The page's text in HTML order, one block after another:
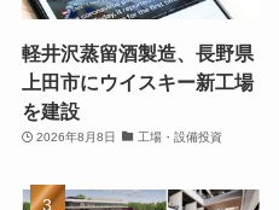
軽井沢蒸留酒製造、長野県
上田市にウイスキー新工場
を建設
2026年8月8日 工場・設備投資